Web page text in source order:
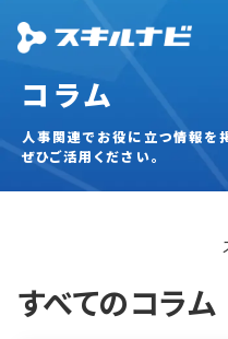
コラム
人事関連でお役に立つ情報を
ぜひご活用ください。
すべてのコラム